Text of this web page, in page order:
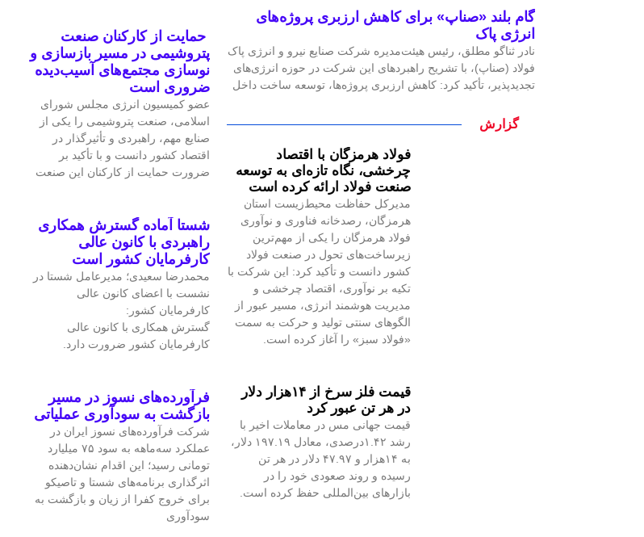
گام بلند «صناپ» برای کاهش ارزبری پروژه‌های
انرژی پاک
نادر ثناگو مطلق، رئیس هیئت‌مدیره شرکت صنایع نیرو و انرژی پاک
فولاد (صناپ)، با تشریح راهبردهای این شرکت در حوزه انرژی‌های
تجدیدپذیر، تأکید کرد: کاهش ارزبری پروژه‌ها، توسعه ساخت داخل
گزارش
فولاد هرمزگان با اقتصاد
چرخشی، نگاه تازه‌ای به توسعه
صنعت فولاد ارائه کرده است
مدیرکل حفاظت محیط‌زیست استان
هرمزگان، رصدخانه فناوری و نوآوری
فولاد هرمزگان را یکی از مهم‌ترین
زیرساخت‌های تحول در صنعت فولاد
کشور دانست و تأکید کرد: این شرکت با
تکیه بر نوآوری، اقتصاد چرخشی و
مدیریت هوشمند انرژی، مسیر عبور از
الگوهای سنتی تولید و حرکت به سمت
«فولاد سبز» را آغاز کرده است.
قیمت فلز سرخ از ۱۴هزار دلار
در هر تن عبور کرد
قیمت جهانی مس در معاملات اخیر با
رشد ۱.۴۲درصدی، معادل ۱۹۷.۱۹ دلار،
به ۱۴هزار و ۴۷.۹۷ دلار در هر تن
رسیده و روند صعودی خود را در
بازارهای بین‌المللی حفظ کرده است.
حمایت از کارکنان صنعت
پتروشیمی در مسیر بازسازی و
نوسازی مجتمع‌های آسیب‌دیده
ضروری است
عضو کمیسیون انرژی مجلس شورای
اسلامی، صنعت پتروشیمی را یکی از
صنایع مهم، راهبردی و تأثیرگذار در
اقتصاد کشور دانست و با تأکید بر
ضرورت حمایت از کارکنان این صنعت
شستا آماده گسترش همکاری
راهبردی با کانون عالی
کارفرمایان کشور است
محمدرضا سعیدی؛ مدیرعامل شستا در
نشست با اعضای کانون عالی
کارفرمایان کشور:
گسترش همکاری با کانون عالی
کارفرمایان کشور ضرورت دارد.
فرآورده‌های نسوز در مسیر
بازگشت به سودآوری عملیاتی
شرکت فرآورده‌های نسوز ایران در
عملکرد سه‌ماهه به سود ۷۵ میلیارد
تومانی رسید؛ این اقدام نشان‌دهنده
اثرگذاری برنامه‌های شستا و تاصیکو
برای خروج کفرا از زیان و بازگشت به
سودآوری